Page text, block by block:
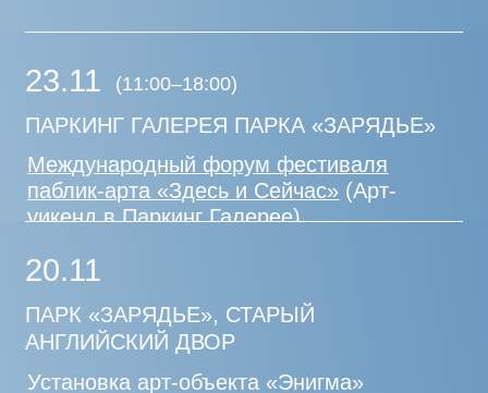
Автор: Антон Смит (г.
Установка арт-объекта «Размышление
о происхождении человека»
(СКОЛТЕХ)
Участие фестиваля «Здесь и Сейчас»
в выставке «Public Art. Kunst im
öffentlichen Raum Russlands».
РОССИЙСКИЙ ДОМ НАУКИ И КУЛЬТУРЫ